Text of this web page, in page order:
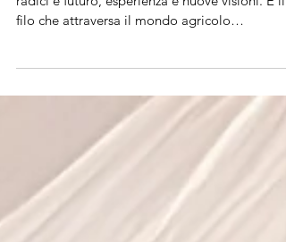
C'è un filo che lega tradizione e innovazione,
radici e futuro, esperienza e nuove visioni. È il
contemporaneo e che sarà protagonista di
13 giugno 2026 a Rauscedo, presso il VCR
Research Center, dedicato alla leadership
femminile, all'innovazione agricola e alle
generazioni chiamate a costruire l'agricoltura
domani. L'appuntamento assume un
ancora più profondo perché si svolg